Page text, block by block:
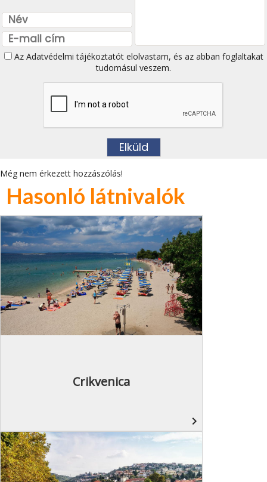
Az Adatvédelmi tájékoztatótelolvastam, és az abban foglaltakat
tudomásul veszem.
Még nem érkezett hozzászólás!
Hasonló látnivalók
Crikvenica
navigate_next